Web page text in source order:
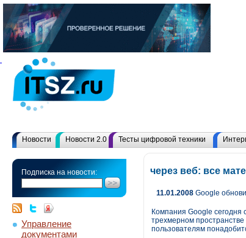
Новости Новости 2.0 Тесты цифровой техники
Подписка на новости:
Управление
документами
через веб: все
11.01.2008 Google
Компания Google
трехмерном
пользователям